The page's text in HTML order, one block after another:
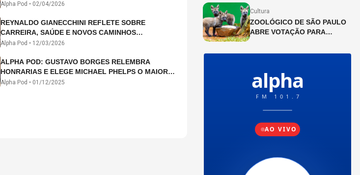
E TURNÊ “50 ANOS-LUZ”
Alpha Pod • 02/04/2026
REYNALDO GIANECCHINI REFLETE SOBRE
CARREIRA, SAÚDE E NOVOS CAMINHOS
ARTÍSTICOS NO ALPHA POD
Alpha Pod • 12/03/2026
ALPHA POD: GUSTAVO BORGES RELEMBRA
HONRARIAS E ELEGE MICHAEL PHELPS O MAIOR
ATLETA DA HISTÓRIA
Alpha Pod • 01/12/2025
Cultura
ZOOLÓGICO DE SÃO PAULO
ABRE VOTAÇÃO PARA